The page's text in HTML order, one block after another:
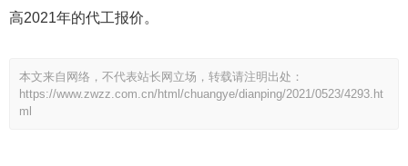
高2021年的代工报价。
本文来自网络，不代表站长网立场，转载请注明出处：
https://www.zwzz.com.cn/html/chuangye/dianping/2021/0523/4293.ht
ml